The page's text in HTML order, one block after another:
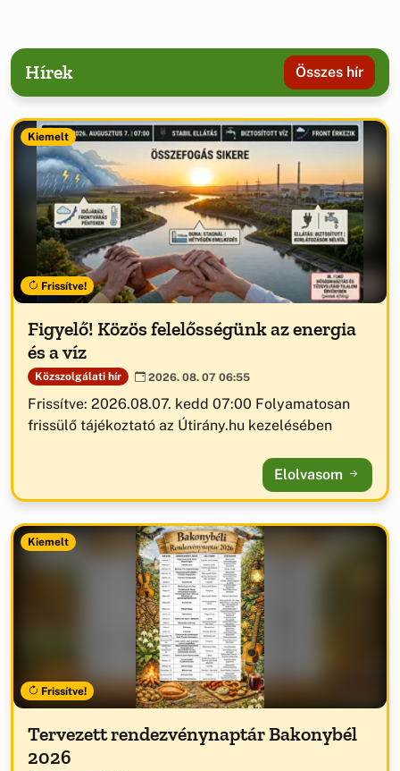
Hírek Összes hír
Kiemelt
Frissítve!
Figyelő! Közös felelősségünk az energia
és a víz
Közszolgálati hír 2026. 08. 07 06:55
Frissítve: 2026.08.07. kedd 07:00 Folyamatosan
frissülő tájékoztató az Útirány.hu kezelésében
Elolvasom
Kiemelt
Frissítve!
Tervezett rendezvénynaptár Bakonybél
2026